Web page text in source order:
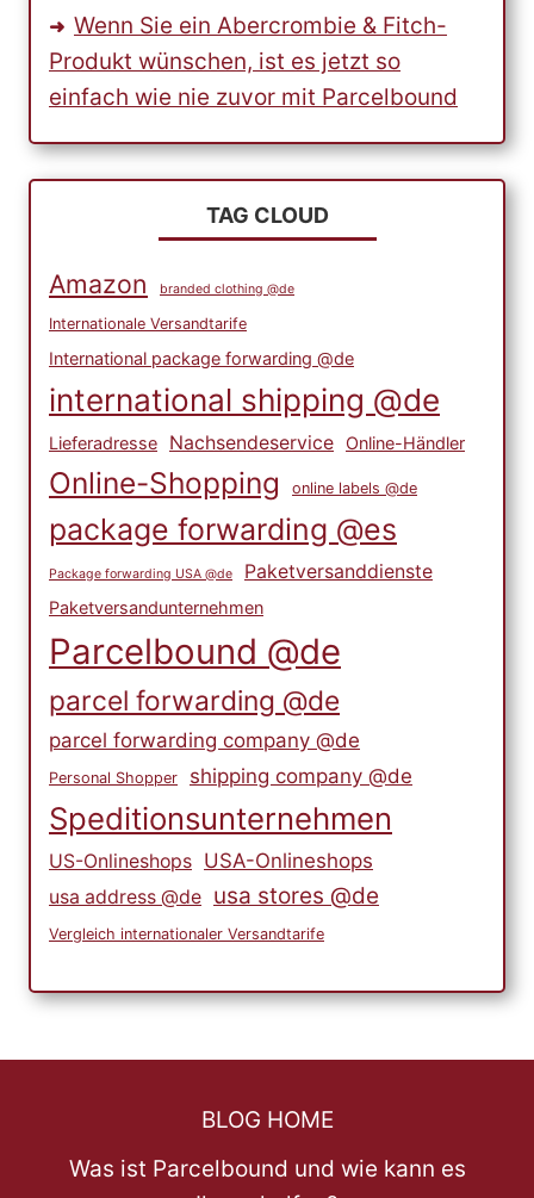
Wenn Sie ein Abercrombie & Fitch-
Produkt wünschen, ist es jetzt so
einfach wie nie zuvor mit Parcelbound
TAG CLOUD
Amazon branded clothing @de
Internationale Versandtarife
International package forwarding @de
international shipping @de
Lieferadresse Nachsendeservice Online-Händler
Online-Shopping online labels @de
package forwarding @es
Package forwarding USA @de Paketversanddienste
Paketversandunternehmen
Parcelbound @de
parcel forwarding @de
parcel forwarding company @de
Personal Shopper shipping company @de
Speditionsunternehmen
US-Onlineshops USA-Onlineshops
usa address @de usa stores @de
Vergleich internationaler Versandtarife
BLOG HOME
Was ist Parcelbound und wie kann es